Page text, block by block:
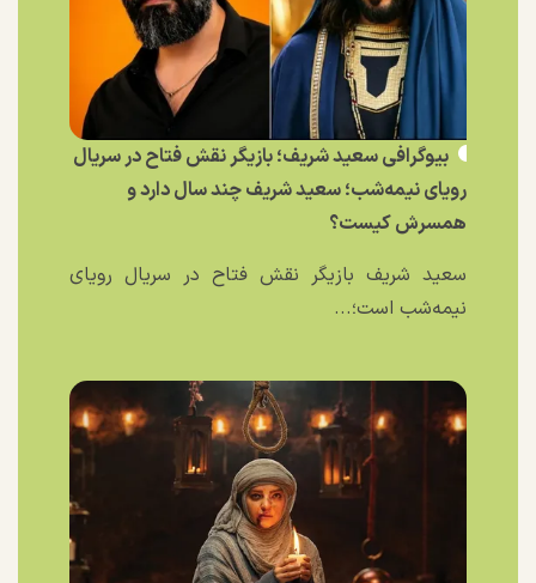
بیوگرافی سعید شریف؛ بازیگر نقش فتاح در سریال
رویای نیمه‌شب؛ سعید شریف چند سال دارد و
همسرش کیست؟
سعید شریف بازیگر نقش فتاح در سریال رویای
نیمه‌شب است؛...